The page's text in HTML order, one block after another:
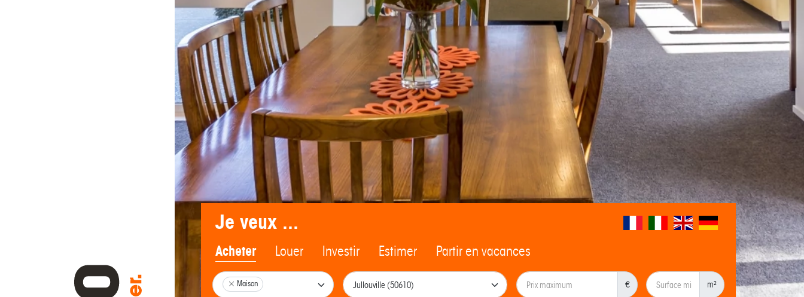
Je veux ...
Acheter Louer Investir Estimer Partir en vacances
Maison € m²